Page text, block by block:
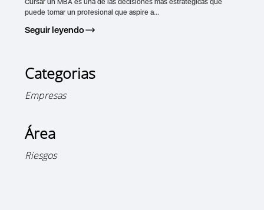
puede tomar un profesional que aspire a...
Seguir leyendo
Categorias
Empresas
Área
Riesgos